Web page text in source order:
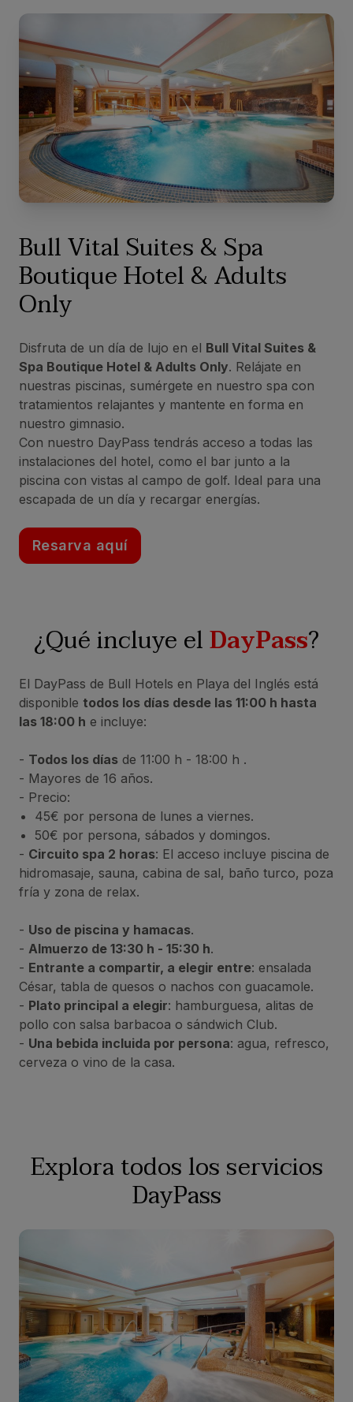
Bull Vital Suites & Spa
Boutique Hotel & Adults
Only
Disfruta de un día de lujo en el Bull Vital Suites &
Spa Boutique Hotel & Adults Only. Relájate en
nuestras piscinas, sumérgete en nuestro spa con
tratamientos relajantes y mantente en forma en
nuestro gimnasio.
Con nuestro DayPass tendrás acceso a todas las
instalaciones del hotel, como el bar junto a la
piscina con vistas al campo de golf. Ideal para una
escapada de un día y recargar energías.
Resarva aquí
¿Qué incluye elDayPass?
El DayPass de Bull Hotels en Playa del Inglés está
disponible todos los días desde las 11:00 h hasta
las 18:00 h e incluye:
- Todos los días de 11:00 h - 18:00 h .
- Mayores de 16 años.
- Precio:
45€ por persona de lunes a viernes.
50€ por persona, sábados y domingos.
- Circuito spa 2 horas: El acceso incluye piscina de
hidromasaje, sauna, cabina de sal, baño turco, poza
fría y zona de relax.
- Uso de piscina y hamacas.
- Almuerzo de 13:30 h - 15:30 h.
- Entrante a compartir, a elegir entre: ensalada
César, tabla de quesos o nachos con guacamole.
- Plato principal a elegir: hamburguesa, alitas de
pollo con salsa barbacoa o sándwich Club.
- Una bebida incluida por persona: agua, refresco,
cerveza o vino de la casa.
Explora todos los servicios
DayPass